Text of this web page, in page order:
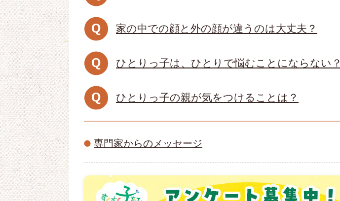
家の中での顔と外の顔が違うのは大丈夫？
ひとりっ子は、ひとりで悩むことにならない？
ひとりっ子の親が気をつけることは？
専門家からのメッセージ